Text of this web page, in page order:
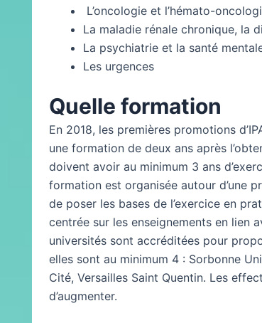
L’oncologie et l’hémato-
La maladie rénale chronique, la
La psychiatrie et la santé
Les urgences
Quelle formation
En 2018, les premières promotions
une formation de deux ans après
doivent avoir au minimum 3 ans
formation est organisée autour d’une
de poser les bases de l’exercice en
centrée sur les enseignements en lien
universités sont accréditées pour
elles sont au minimum 4 : Sorbonne
Cité, Versailles Saint Quentin. Les
d’augmenter.